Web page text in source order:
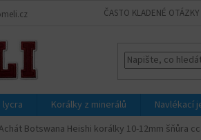
ČASTO KLADENÉ OTÁZKY
lycra Korálky z minerálů Navlékací
Botswana Heishi korálky 10-12mm šňůra